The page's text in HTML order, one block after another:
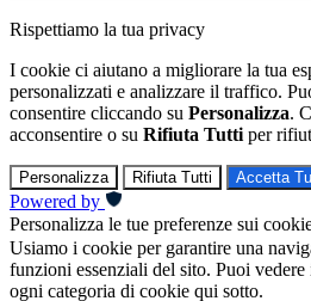
Rispettiamo la tua privacy
I cookie ci aiutano a migliorare la tua
personalizzati e analizzare il traffico.
consentire cliccando su Personalizza.
acconsentire o su Rifiuta Tutti per
Personalizza Rifiuta Tutti Accetta
Powered by
Personalizza le tue preferenze sui
Usiamo i cookie per garantire una
funzioni essenziali del sito. Puoi
ogni categoria di cookie qui sotto.